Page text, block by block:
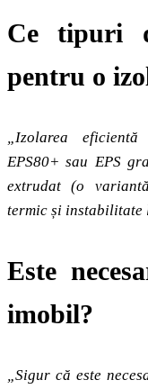
Ce tipuri
pentru o
„Izolarea
EPS80+ sau EPS
extrudat (o
termic și instabilitate
Este
imobil?
„Sigur că este